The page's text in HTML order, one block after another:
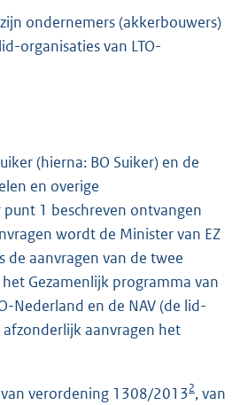
ondernemers (akkerbouwers)
organisaties van LTO-
(hierna: BO Suiker) en de
en overige
1 beschreven ontvangen
wordt de Minister van EZ
aanvragen van de twee
Gezamenlijk programma van
Nederland en de NAV (de lid-
aanvragen het
verordening 1308/20132, van